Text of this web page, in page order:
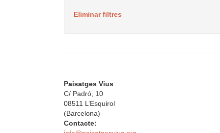
Eliminar filtres
Paisatges Vius
C/ Padró, 10
08511 L’Esquirol
(Barcelona)
Contacte: